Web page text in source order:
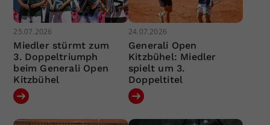
25.07.2026
Miedler stürmt zum
3. Doppeltriumph
beim Generali Open
Kitzbühel
24.07.2026
Generali Open
Kitzbühel: Miedler
spielt um 3.
Doppeltitel